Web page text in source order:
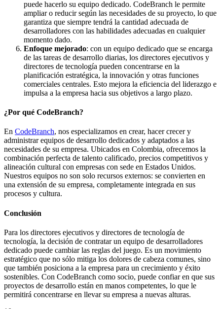
puede hacerlo su equipo dedicado. CodeBranch le permite
ampliar o reducir según las necesidades de su proyecto, lo que
garantiza que siempre tendrá la cantidad adecuada de
desarrolladores con las habilidades adecuadas en cualquier
momento dado.
Enfoque mejorado: con un equipo dedicado que se encarga
de las tareas de desarrollo diarias, los directores ejecutivos y
directores de tecnología pueden concentrarse en la
planificación estratégica, la innovación y otras funciones
comerciales centrales. Esto mejora la eficiencia del liderazgo e
impulsa a la empresa hacia sus objetivos a largo plazo.
¿Por qué CodeBranch?
En CodeBranch, nos especializamos en crear, hacer crecer y
administrar equipos de desarrollo dedicados y adaptados a las
necesidades de su empresa. Ubicados en Colombia, ofrecemos la
combinación perfecta de talento calificado, precios competitivos y
alineación cultural con empresas con sede en Estados Unidos.
Nuestros equipos no son solo recursos externos: se convierten en
una extensión de su empresa, completamente integrada en sus
procesos y cultura.
Conclusión
Para los directores ejecutivos y directores de tecnología de
tecnología, la decisión de contratar un equipo de desarrolladores
dedicado puede cambiar las reglas del juego. Es un movimiento
estratégico que no sólo mitiga los dolores de cabeza comunes, sino
que también posiciona a la empresa para un crecimiento y éxito
sostenibles. Con CodeBranch como socio, puede confiar en que sus
proyectos de desarrollo están en manos competentes, lo que le
permitirá concentrarse en llevar su empresa a nuevas alturas.